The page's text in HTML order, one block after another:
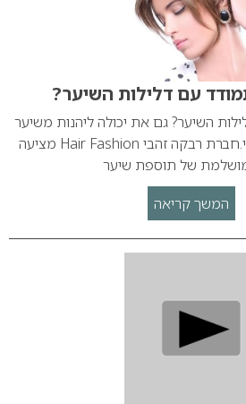
עם דלילות השיער?
השיער? גם את יכולה ליהנות משיער
מלא במראה עשיר וטבעי.חברת רבקה זהבי Hair Fashion מציעה
של תוספת שיער
המשך קריאה